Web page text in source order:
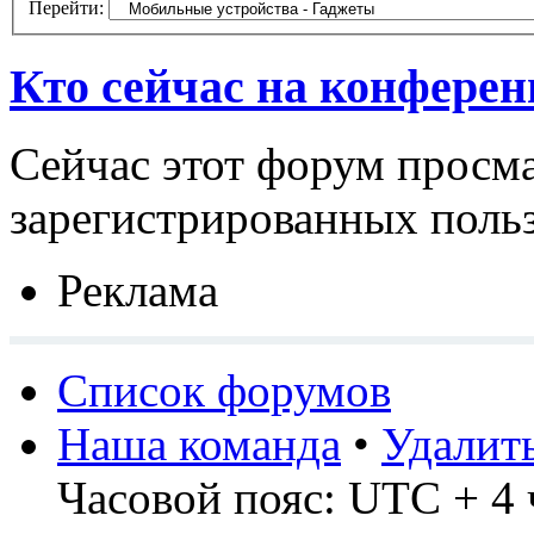
Перейти:
Кто сейчас на
Сейчас этот форум
зарегистрированных
Реклама
Список форумов
Наша команда •
Часовой пояс: UTC + 4